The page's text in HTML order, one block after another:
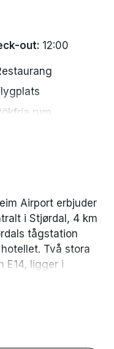
out: 12:00
rum
Airport erbjuder
i Stjørdal, 4 km
tågstation
Två stora
E14, ligger i
både affärs- och
med moderna,